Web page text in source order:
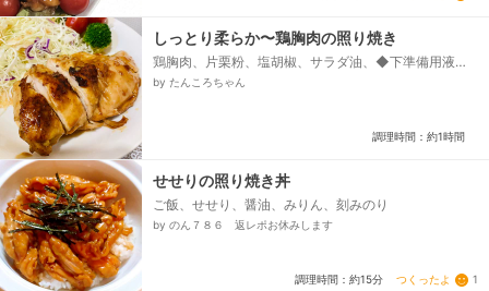
しっとり柔らか〜鶏胸肉の照り焼き
鶏胸肉、片栗粉、塩胡椒、サラダ油、◆下準備用液、-
水、-塩、-砂糖、◆タレ、-醤油、-酒、-みりん、-砂
by たんころちゃん
調理時間：約1時間
せせりの照り焼き丼
ご飯、せせり、醤油、みりん、刻みのり
by のん７８６ 返レポお休みします
調理時間：約15分 つくったよ 1